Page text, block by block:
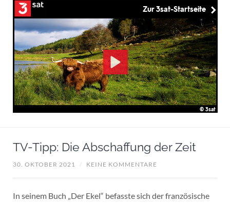
TV-Tipp: Die Abschaffung der Zeit
30. OKTOBER 2021 / KEINE KOMMENTARE
In seinem Buch „Der Ekel“ befasste sich der französische